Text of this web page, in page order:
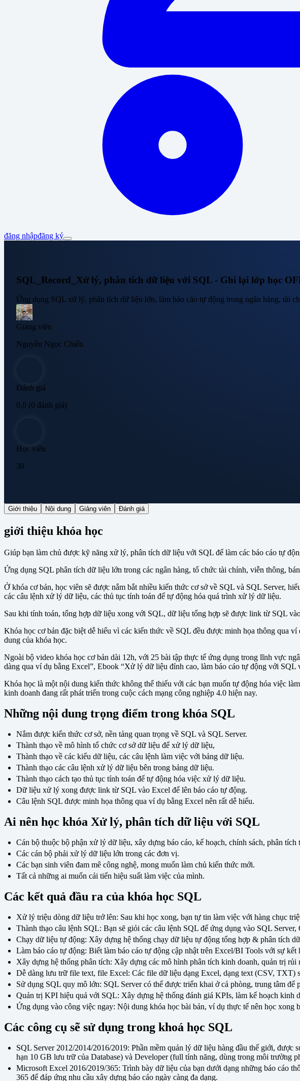
đăng nhậpđăng ký
SQL_Record_Xử lý, phân tích dữ liệu với SQL - Ghi lại lớp học
Ứng dụng SQL xử lý, phân tích dữ liệu lớn, làm báo cáo tự động trong ngân hàng, tài
Giảng viên
Nguyễn Ngọc Chiến
Đánh giá
0,0 (0 đánh giá)
Học viên
30
Giới thiệu Nội dung Giảng viên Đánh giá
giới thiệu khóa học
Giúp bạn làm chủ được kỹ năng xử lý, phân tích dữ liệu với SQL để làm các báo cáo tự
Ứng dụng SQL phân tích dữ liệu lớn trong các ngân hàng, tổ chức tài chính, viễn thông,
Ở khóa cơ bản, học viên sẽ được nắm bắt nhiều kiến thức cơ sở về SQL và SQL Server,
các câu lệnh xử lý dữ liệu, các thủ tục tính toán để tự động hóa quá trình xử lý dữ liệu.
Sau khi tính toán, tổng hợp dữ liệu xong với SQL, dữ liệu tổng hợp sẽ được link từ SQL
Khóa học cơ bản đặc biệt dễ hiểu vì các kiến thức về SQL đều được minh họa thông qua
dung của khóa học.
Ngoài bộ video khóa học cơ bản dài 12h, với 25 bài tập thực tế ứng dụng trong lĩnh vực
dàng qua ví dụ bằng Excel”, Ebook “Xử lý dữ liệu đỉnh cao, làm báo cáo tự động với
Khóa học là một nội dung kiến thức không thể thiếu với các bạn muốn tự động hóa việc
kinh doanh đang rất phát triển trong cuộc cách mạng công nghiệp 4.0 hiện nay.
Những nội dung trọng điểm trong khóa SQL
Nắm được kiến thức cơ sở, nền tảng quan trọng về SQL và SQL Server.
Thành thạo về mô hình tổ chức cơ sở dữ liệu để xử lý dữ liệu,
Thành thạo về các kiểu dữ liệu, các câu lệnh làm việc với bảng dữ liệu.
Thành thạo các câu lệnh xử lý dữ liệu bên trong bảng dữ liệu.
Thành thạo cách tạo thủ tục tính toán để tự động hóa việc xử lý dữ liệu.
Dữ liệu xử lý xong được link từ SQL vào Excel để lên báo cáo tự động.
Câu lệnh SQL được minh họa thông qua ví dụ bằng Excel nên rất dễ hiểu.
Ai nên học khóa Xử lý, phân tích dữ liệu với SQL
Cán bộ thuộc bộ phận xử lý dữ liệu, xây dựng báo cáo, kế hoạch, chính sách, phân
Các cán bộ phải xử lý dữ liệu lớn trong các đơn vị.
Các bạn sinh viên đam mê công nghệ, mong muốn làm chủ kiến thức mới.
Tất cả những ai muốn cải tiến hiệu suất làm việc của mình.
Các kết quả đầu ra của khóa học SQL
Xử lý triệu dòng dữ liệu trở lên: Sau khi học xong, bạn tự tin làm việc với hàng chục
Thành thạo câu lệnh SQL: Bạn sẽ giỏi các câu lệnh SQL để ứng dụng vào SQL
Chạy dữ liệu tự động: Xây dựng hệ thống chạy dữ liệu tự động tổng hợp & phân tích
Làm báo cáo tự động: Biết làm báo cáo tự động cập nhật trên Excel/BI Tools với sự kết
Xây dựng hệ thống phân tích: Xây dựng các mô hình phân tích kinh doanh, quản trị rủi
Dễ dàng lưu trữ file text, file Excel: Các file dữ liệu dạng Excel, dạng text (CSV, TXT)
Sử dụng SQL quy mô lớn: SQL Server có thể được triển khai ở cả phòng, trung tâm để
Quản trị KPI hiệu quả với SQL: Xây dựng hệ thống đánh giá KPIs, làm kế hoạch kinh
Ứng dụng vào công việc ngay: Nội dung khóa học bài bản, ví dụ thực tế nên học xong
Các công cụ sẽ sử dụng trong khoá học SQL
SQL Server 2012/2014/2016/2019: Phần mềm quản lý dữ liệu hàng đầu thế giới,
hạn 10 GB lưu trữ của Database) và Developer (full tính năng, dùng trong môi trường
Microsoft Excel 2016/2019/365: Trình bày dữ liệu của bạn dưới dạng những báo cáo
365 để đáp ứng nhu cầu xây dựng báo cáo ngày càng đa dạng.